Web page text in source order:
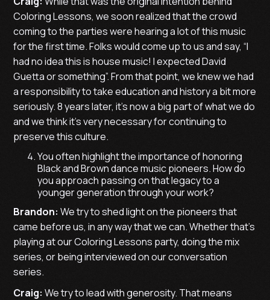
Coloring Lessons, we soon realized that the crowd
coming to the parties were hearing a lot of this music
for the first time. Folks would come up to us and say, “I
had no idea this is house music! I expected David
Guetta or something”. From that point, we knew we had
a responsibility to take education and history a bit more
seriously. 8 years later, it’s now a big part of what we do
and we think it’s very necessary for continuing to
preserve this culture.
You often highlight the importance of honoring
Black and Brown dance music pioneers. How do
you approach passing on that legacy to a
younger generation through your work?
Brandon: We try to shed light on the pioneers that
came before us, in any way that we can. Whether that’s
playing at our Coloring Lessons party, doing the mix
series, or being interviewed on our conversation
series.
Craig: We try to lead with generosity. That means